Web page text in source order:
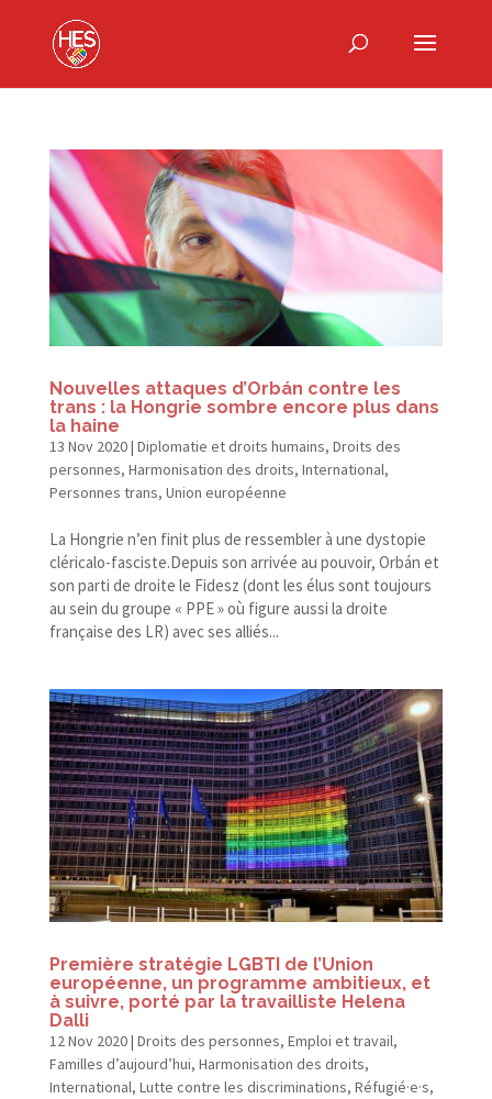
Nouvelles attaques d’Orbán contre les
trans : la Hongrie sombre encore plus dans
la haine
13 Nov 2020| Diplomatie et droits humains, Droits des
personnes, Harmonisation des droits, International,
Personnes trans, Union européenne
La Hongrie n’en finit plus de ressembler à une dystopie
cléricalo-fasciste.Depuis son arrivée au pouvoir, Orbán et
son parti de droite le Fidesz (dont les élus sont toujours
au sein du groupe « PPE » où figure aussi la droite
française des LR) avec ses alliés...
Première stratégie LGBTI de l’Union
européenne, un programme ambitieux, et
à suivre, porté par la travailliste Helena
Dalli
12 Nov 2020| Droits des personnes, Emploi et travail,
Familles d’aujourd’hui, Harmonisation des droits,
International, Lutte contre les discriminations, Réfugié·e·s,